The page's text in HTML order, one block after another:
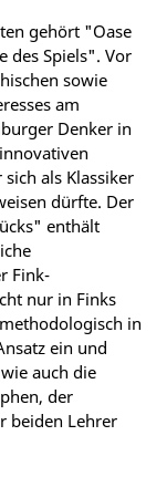
gehört "Oase
des Spiels". Vor
sowie
am
Denker in
als Klassiker
dürfte. Der
enthält
Fink-
nur in Finks
in
ein und
auch die
der
beiden Lehrer